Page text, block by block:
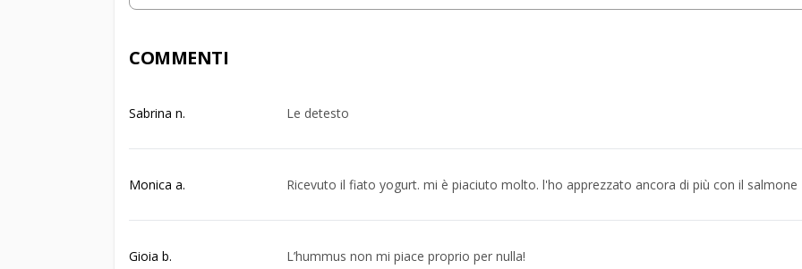
COMMENTI
Sabrina n. Le detesto
Monica a. Ricevuto il fiato yogurt. mi è piaciuto molto. l'ho apprezzato ancora di più con il salmone
Gioia b. L’hummus non mi piace proprio per nulla!